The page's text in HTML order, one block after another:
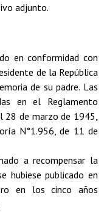
adjunto.
en conformidad con
de la República
de su padre. Las
en el Reglamento
28 de marzo de 1945,
N°1.956, de 11 de
a recompensar la
hubiese publicado en
en los cinco años